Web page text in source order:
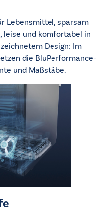
Lebensmittel, sparsam
leise und komfortabel in
Design: Im
die BluPerformance-
und Maßstäbe.